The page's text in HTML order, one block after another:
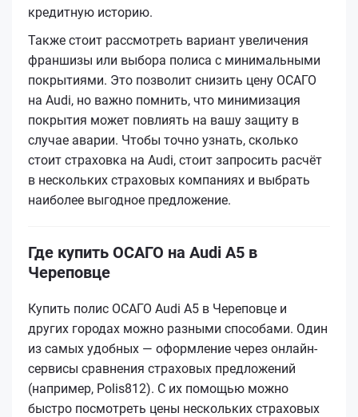
кредитную историю.
Также стоит рассмотреть вариант увеличения
франшизы или выбора полиса с минимальными
покрытиями. Это позволит снизить цену ОСАГО
на Audi, но важно помнить, что минимизация
покрытия может повлиять на вашу защиту в
случае аварии. Чтобы точно узнать, сколько
стоит страховка на Audi, стоит запросить расчёт
в нескольких страховых компаниях и выбрать
наиболее выгодное предложение.
Где купить ОСАГО на Audi A5 в
Череповце
Купить полис ОСАГО Audi A5 в Череповце и
других городах можно разными способами. Один
из самых удобных — оформление через онлайн-
сервисы сравнения страховых предложений
(например, Polis812). С их помощью можно
быстро посмотреть цены нескольких страховых